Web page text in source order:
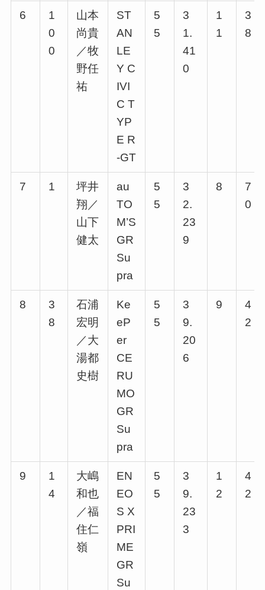
6
1
0
0
山本
尚貴
／牧
野任
祐
ST
AN
LE
Y C
IVI
C T
YP
E R
-GT
5
5
3
1.
41
0
1
1
3
8
7 1
坪井
翔／
山下
健太
au
TO
M’S
GR
Su
pra
5
5
3
2.
23
9
8
7
0
8
3
8
石浦
宏明
／大
湯都
史樹
Ke
eP
er
CE
RU
MO
GR
Su
pra
5
5
3
9.
20
6
9
4
2
9
1
4
大嶋
和也
／福
住仁
嶺
EN
EO
S X
PRI
ME
GR
Su
5
5
3
9.
23
3
1
2
4
2